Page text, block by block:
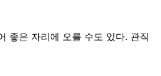
좋은 자리에 오를 수도 있다. 관직